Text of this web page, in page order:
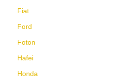
Fiat
Ford
Foton
Hafei
Honda